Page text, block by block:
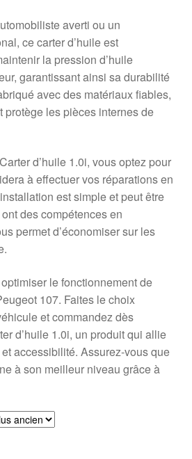
averti ou un
ce carter d’huile est
la pression d’huile
garantissant ainsi sa durabilité
avec des matériaux fiables,
protège les pièces internes de
d’huile 1.0i, vous optez pour
à effectuer vos réparations en
est simple et peut être
des compétences en
permet d’économiser sur les
le fonctionnement de
107. Faites le choix
et commandez dès
d’huile 1.0i, un produit qui allie
accessibilité. Assurez-vous que
à son meilleur niveau grâce à